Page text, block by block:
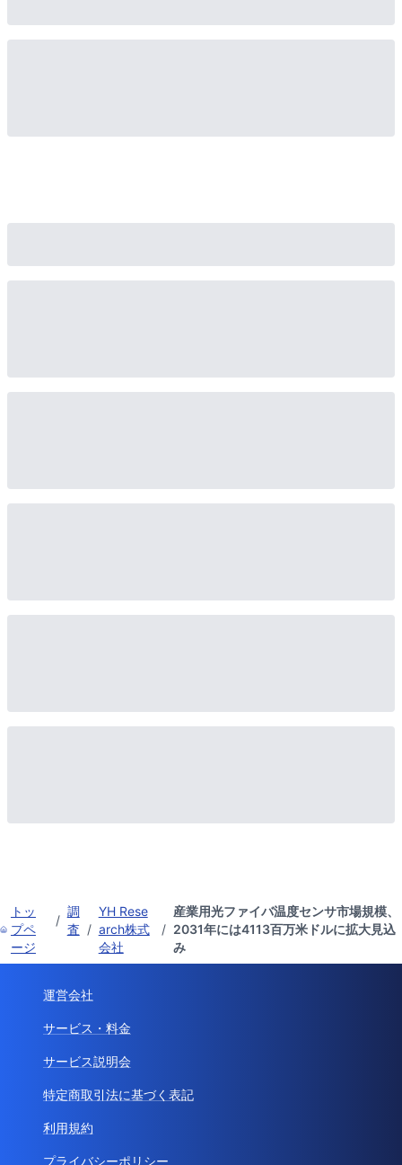
トッ
プペ
ージ
/
調
査 /
YH Rese
arch株式
会社
/
産業用光ファイバ温度センサ市場規模、
2031年には4113百万米ドルに拡大見込
み
運営会社
サービス・料金
サービス説明会
特定商取引法に基づく表記
利用規約
プライバシーポリシー